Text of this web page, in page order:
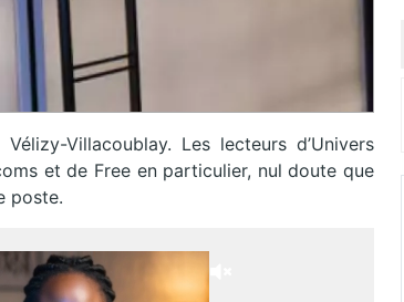
Villacoublay. Les lecteurs d’Univers
et de Free en particulier, nul doute que
poste.